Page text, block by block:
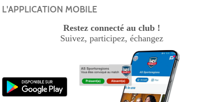
L'APPLICATION MOBILE
Restez connecté au club !
Suivez, participez, échangez